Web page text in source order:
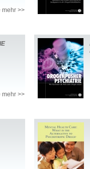
mehr >>
mehr >>